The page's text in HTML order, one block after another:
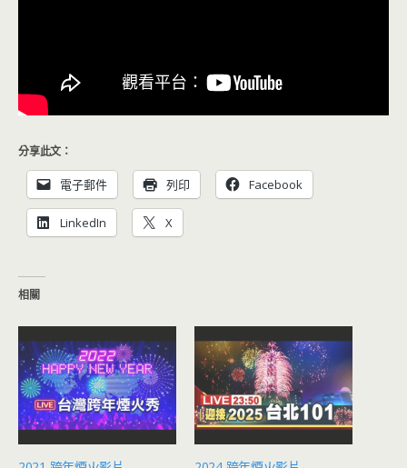
分享此文：
電子郵件 列印 Facebook
LinkedIn X
相關